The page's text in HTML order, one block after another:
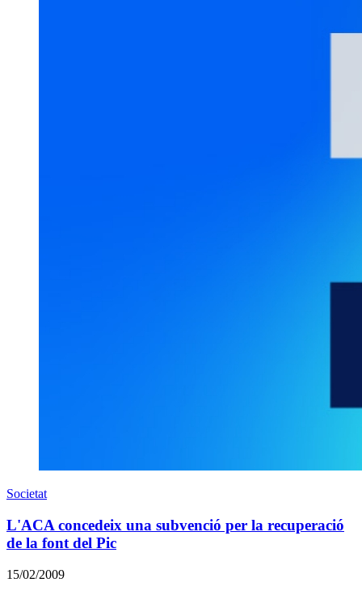
Societat
L'ACA concedeix una subvenció per la recuperació
de la font del Pic
15/02/2009